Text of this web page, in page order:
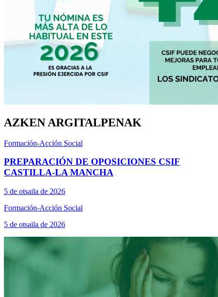
AZKEN ARGITALPENAK
Formación-Acción Social
PREPARACIÓN DE OPOSICIONES CSIF
CASTILLA-LA MANCHA
5 de otsaila de 2026
Formación-Acción Social
5 de otsaila de 2026